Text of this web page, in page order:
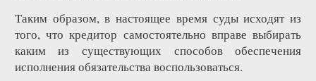
Таким образом, в настоящее время суды исходят из
того, что кредитор самостоятельно вправе выбирать
каким из существующих способов обеспечения
исполнения обязательства воспользоваться.